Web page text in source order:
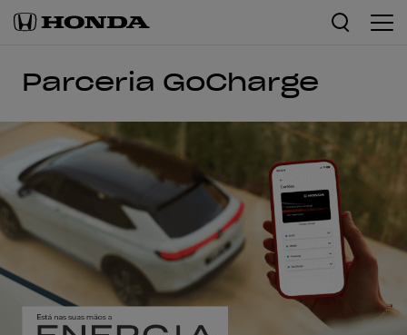
Parceria GoCharge